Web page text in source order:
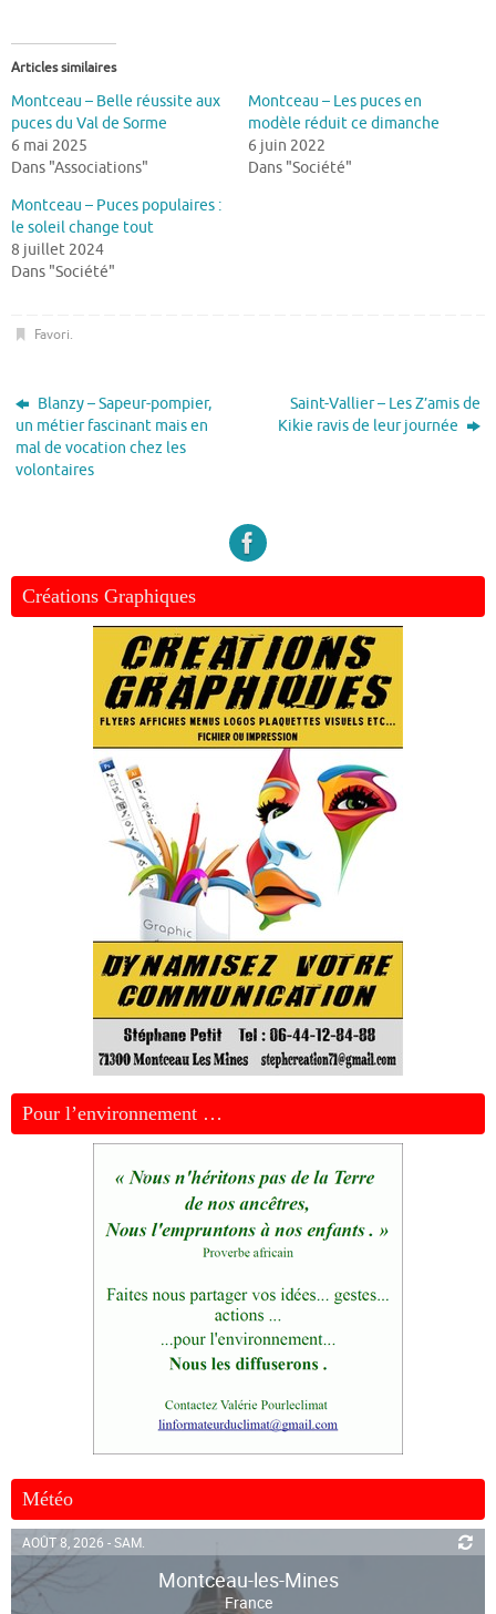
Articles similaires
Montceau – Belle réussite aux
puces du Val de Sorme
6 mai 2025
Dans "Associations"
Montceau – Les puces en
modèle réduit ce dimanche
6 juin 2022
Dans "Société"
Montceau – Puces populaires :
le soleil change tout
8 juillet 2024
Dans "Société"
Favori.
Blanzy – Sapeur-pompier,
un métier fascinant mais en
mal de vocation chez les
volontaires
Saint-Vallier – Les Z’amis de
Kikie ravis de leur journée
Créations Graphiques
Pour l’environnement …
Météo
AOÛT 8, 2026 - SAM.
Montceau-les-Mines
France